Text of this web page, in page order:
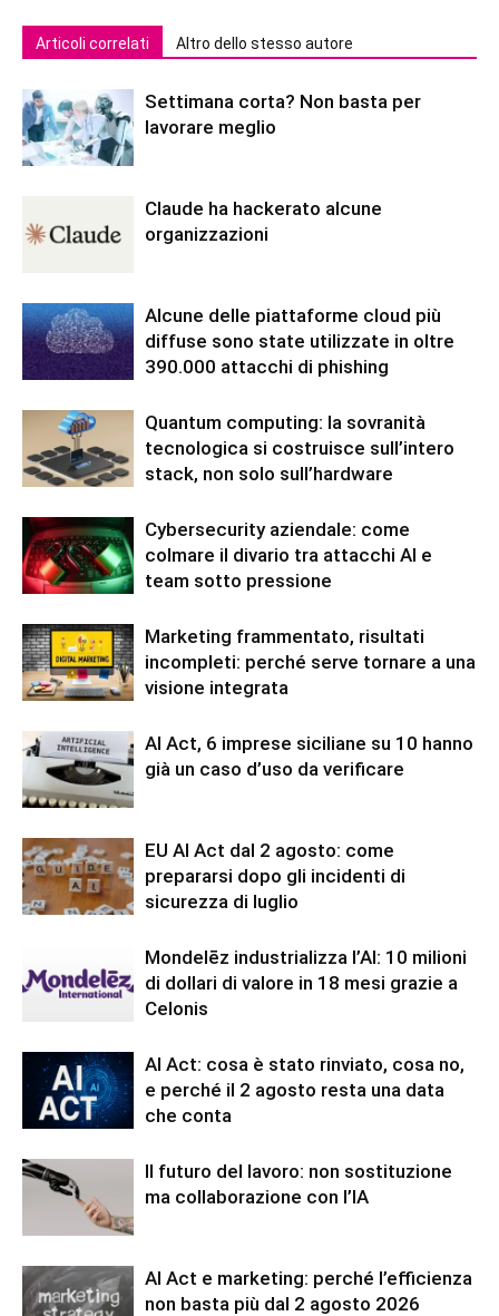
Articoli correlati Altro dello stesso autore
Settimana corta? Non basta per
lavorare meglio
Claude ha hackerato alcune
organizzazioni
Alcune delle piattaforme cloud più
diffuse sono state utilizzate in oltre
390.000 attacchi di phishing
Quantum computing: la sovranità
tecnologica si costruisce sull’intero
stack, non solo sull’hardware
Cybersecurity aziendale: come
colmare il divario tra attacchi AI e
team sotto pressione
Marketing frammentato, risultati
incompleti: perché serve tornare a una
visione integrata
AI Act, 6 imprese siciliane su 10 hanno
già un caso d’uso da verificare
EU AI Act dal 2 agosto: come
prepararsi dopo gli incidenti di
sicurezza di luglio
Mondelēz industrializza l’AI: 10 milioni
di dollari di valore in 18 mesi grazie a
Celonis
AI Act: cosa è stato rinviato, cosa no,
e perché il 2 agosto resta una data
che conta
Il futuro del lavoro: non sostituzione
ma collaborazione con l’IA
AI Act e marketing: perché l’efficienza
non basta più dal 2 agosto 2026